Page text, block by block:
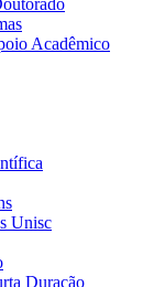
Acadêmico
Unisc
Duração